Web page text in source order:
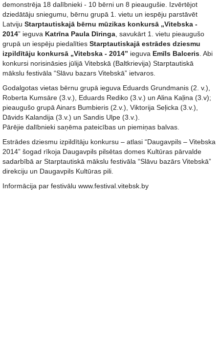
demonstrēja 18 dalībnieki - 10 bērni un 8 pieaugušie. Izvērtējot
dziedātāju sniegumu, bērnu grupā 1. vietu un iespēju parstāvēt
Latviju Starptautiskajā bērnu mūzikas konkursā „Vitebska -
2014” ieguva Katrīna Paula Dīringa , savukārt 1. vietu pieaugušo
grupā un iespēju piedalīties Starptautiskajā estrādes dziesmu
izpildītāju konkursā „Vitebska - 2014” ieguva Emīls Balceris . Abi
konkursi norisināsies jūlijā Vitebskā (Baltkrievija) Starptautiskā
mākslu festivāla “Slāvu bazars Vitebskā” ietvaros.
Godalgotas vietas bērnu grupā ieguva Eduards Grundmanis (2. v.),
Roberta Kumsāre (3.v.), Eduards Rediko (3.v.) un Alina Kaļina (3.v);
pieaugušo grupā Ainars Bumbieris (2.v.), Viktorija Seļicka (3.v.),
Dāvids Kalandija (3.v.) un Sandis Ulpe (3.v.).
Pārējie dalībnieki saņēma pateicības un piemiņas balvas.
Estrādes dziesmu izpildītāju konkursu – atlasi “Daugavpils – Vitebska
2014” šogad rīkoja Daugavpils pilsētas domes Kultūras pārvalde
sadarbībā ar Starptautiskā mākslu festivāla “Slāvu bazārs Vitebskā”
direkciju un Daugavpils Kultūras pili.
Informācija par festivālu www.festival.vitebsk.by